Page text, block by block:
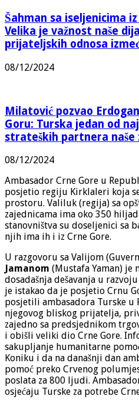
Šahman sa iseljenicima
Velika je važnost naše
prijateljskih odnosa
08/12/2024
Milatović pozvao
Goru: Turska jedan od
strateških partnera naše
08/12/2024
Ambasador Crne Gore u
posjetio regiju Kirklaleri koja
prostoru. Valiluk (regija) sa
zajednicama ima oko 350
stanovništva su doseljenici sa
njih ima ih i iz Crne Gore.
U razgovoru sa Valijom
Jamanom (Mustafa Yaman) je
dosadašnja dešavanja u
je istakao da je posjetio Crnu
posjetili ambasadora Turske u
njegovog bliskog prijatelja,
zajedno sa predsjednikom
i obišli veliki dio Crne Gore.
sakupljanje humanitarne
Koniku i da na današnji dan
pomoć preko Crvenog
poslata za 800 ljudi.
osjećaju Turske za potrebe